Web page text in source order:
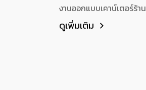
งานออกแบบเคาน์เตอร์ร้า
ดูเพิ่มเติม